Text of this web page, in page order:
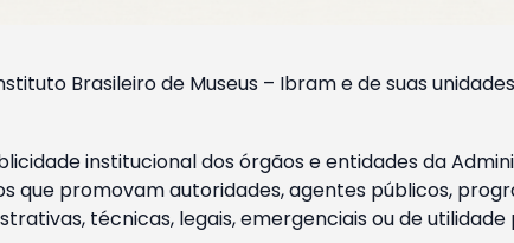
Brasileiro de Museus – Ibram e de suas
institucional dos órgãos e entidades da
promovam autoridades, agentes públicos,
técnicas, legais, emergenciais ou de